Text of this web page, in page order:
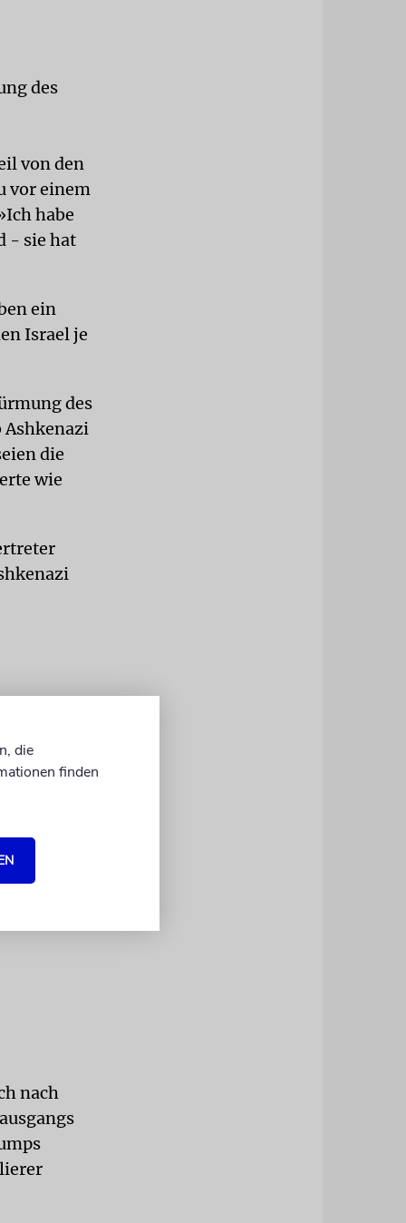
des
von den
vor einem
habe
- sie hat
ein
Israel je
des
Ashkenazi
die
wie
nach
die
finden